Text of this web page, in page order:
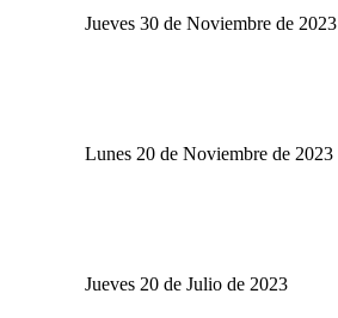
Jueves 30 de Noviembre de 2023
Lunes 20 de Noviembre de 2023
Jueves 20 de Julio de 2023